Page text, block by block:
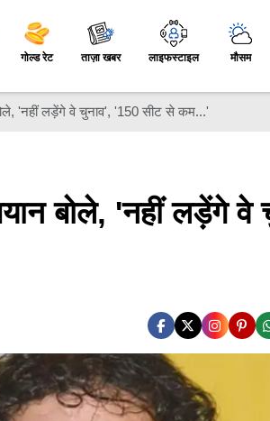
गोल्ड रेट ताज़ा खबर लाइफस्टाइल मौसम
'नहीं लड़ेंगे वे चुनाव', '150 सीट से कम...'
बोले, 'नहीं लड़ेंगे वे